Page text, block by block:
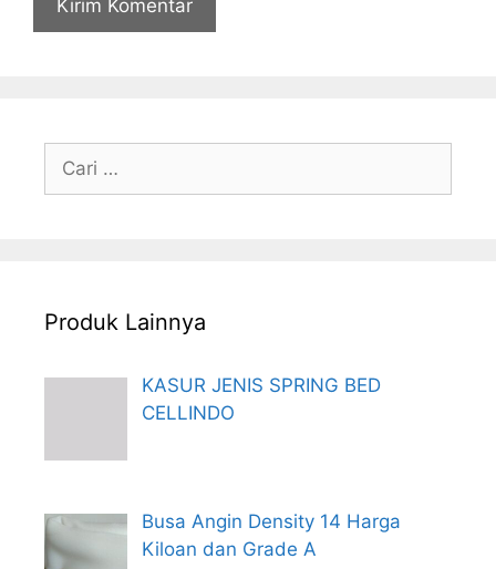
untuk:
Produk Lainnya
KASUR JENIS SPRING BED
CELLINDO
Busa Angin Density 14 Harga
Kiloan dan Grade A